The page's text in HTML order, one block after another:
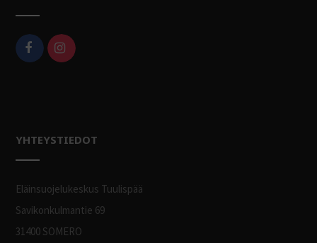
YHTEYSTIEDOT
Eläinsuojelukeskus Tuulispää
Savikonkulmantie 69
31400 SOMERO